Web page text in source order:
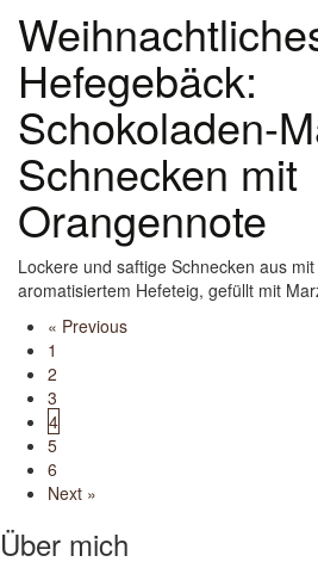
Hefegebäck:
Schokoladen-
Schnecken mit
Orangennote
Lockere und saftige Schnecken aus
aromatisiertem Hefeteig, gefüllt mit
Posts
navigation
« Previous
1
2
3
4
5
6
Next »
Über mich